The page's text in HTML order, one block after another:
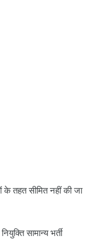
तहत सीमित नहीं की जा
सामान्य भर्ती